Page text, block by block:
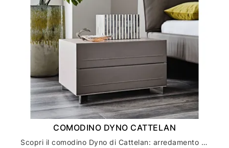
COMODINO DYNO CATTELAN
Scopri il comodino Dyno di Cattelan: arredamento casa e comodini di lusso